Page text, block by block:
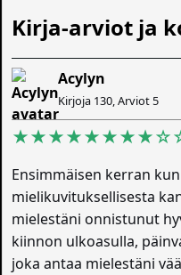
Kirja-arviot ja
Acylyn
Kirjoja 130, Arviot 5
Ensimmäisen kerran
mielikuvituksellisesta
mielestäni onnistunut
kiinnon ulkoasulla,
joka antaa mielestäni